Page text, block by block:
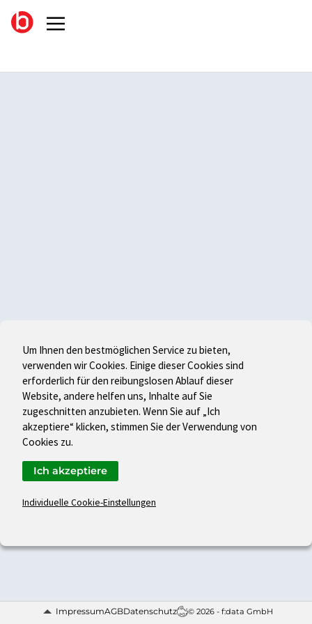
ImpressumAGBDatenschutz © 2026 - f:data GmbH
Um Ihnen den bestmöglichen Service zu bieten,
verwenden wir Cookies. Einige dieser Cookies sind
erforderlich für den reibungslosen Ablauf dieser
Website, andere helfen uns, Inhalte auf Sie
zugeschnitten anzubieten. Wenn Sie auf „Ich
akzeptiere“ klicken, stimmen Sie der Verwendung von
Cookies zu.
Individuelle Cookie-Einstellungen
Ich akzeptiere